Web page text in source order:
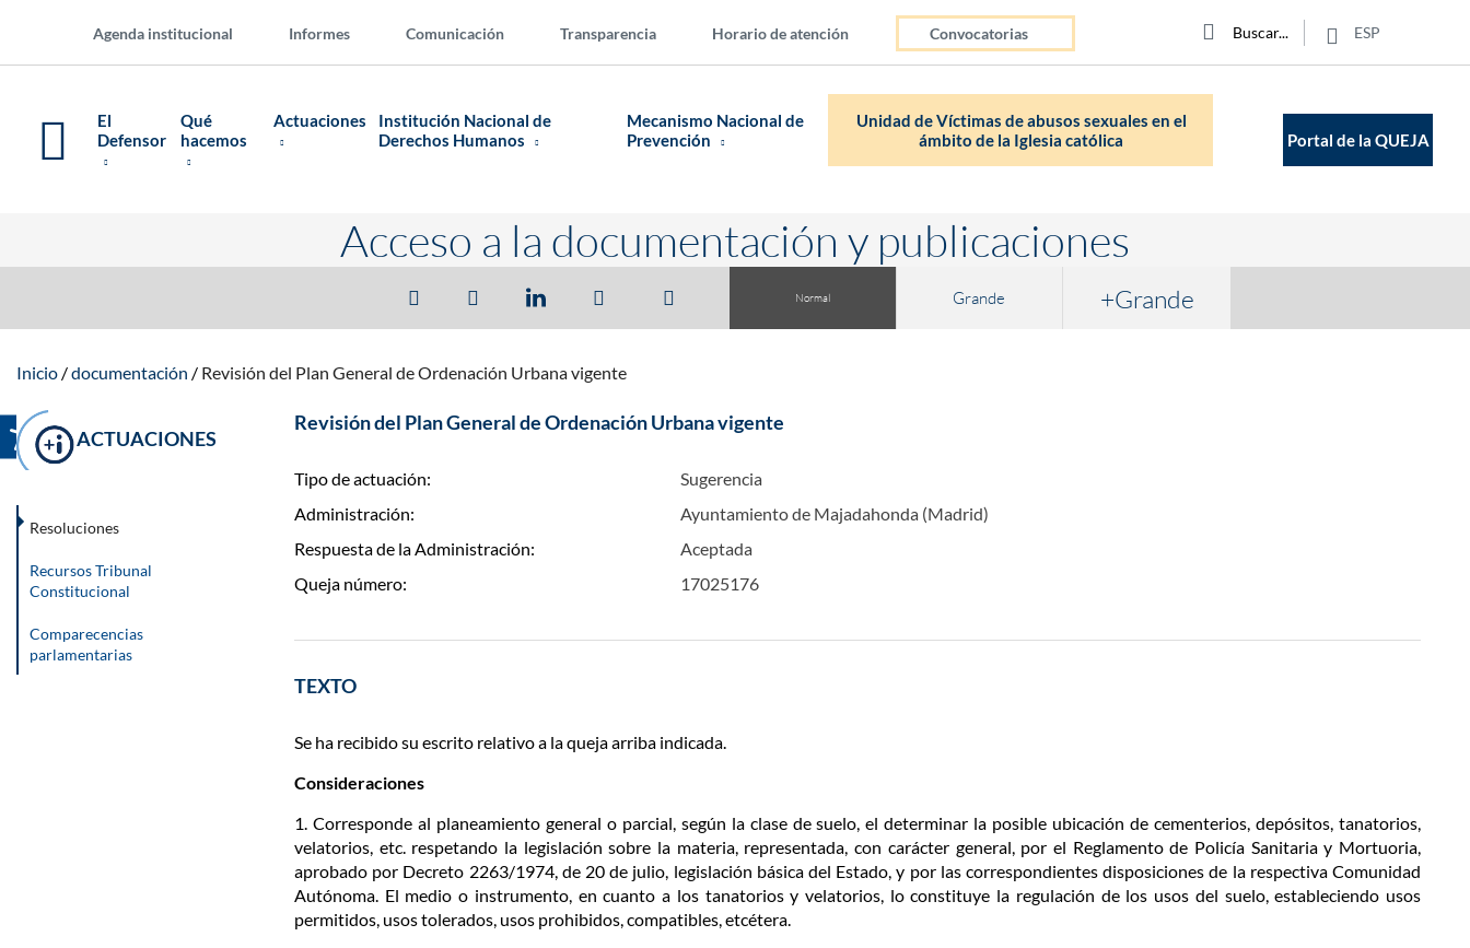
Agenda institucional Informes Comunicación Transparencia Horario de atención Convocatorias
Buscar
Click para buscar
Buscar ESP
El
Defensor
Qué
hacemos
Actuaciones
Institución Nacional de
Derechos Humanos
Mecanismo Nacional de
Prevención
Unidad de Víctimas de abusos sexuales en el
ámbito de la Iglesia católica
Portal de la QUEJA
Acceso a la documentación y publicaciones
Normal Grande +Grande
Inicio documentación Revisión del Plan General de Ordenación Urbana vigente
Revisión del Plan General de Ordenación Urbana vigente
Tipo de actuación:
Sugerencia
Administración:
Ayuntamiento de Majadahonda (Madrid)
Respuesta de la Administración:
Aceptada
Queja número:
17025176
TEXTO
Se ha recibido su escrito relativo a la queja arriba indicada.
Consideraciones
1. Corresponde al planeamiento general o parcial, según la clase de suelo, el determinar la posible ubicación de cementerios, depósitos, tanatorios,
velatorios, etc. respetando la legislación sobre la materia, representada, con carácter general, por el Reglamento de Policía Sanitaria y Mortuoria,
aprobado por Decreto 2263/1974, de 20 de julio, legislación básica del Estado, y por las correspondientes disposiciones de la respectiva Comunidad
Autónoma. El medio o instrumento, en cuanto a los tanatorios y velatorios, lo constituye la regulación de los usos del suelo, estableciendo usos
permitidos, usos tolerados, usos prohibidos, compatibles, etcétera.
ACTUACIONES
Resoluciones
Recursos Tribunal
Constitucional
Comparecencias
parlamentarias